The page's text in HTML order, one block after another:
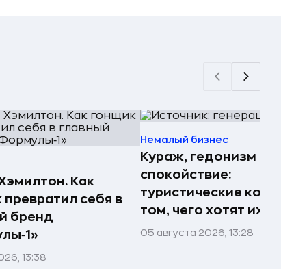
Как
превратил себя в
бренд
13:38
Немалый бизнес
Кураж, гедонизм и
спокойствие:
туристические
том, чего хотят их
05 августа 2026, 13:28